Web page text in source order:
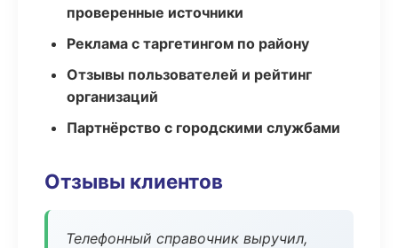
проверенные источники
Реклама с таргетингом по району
Отзывы пользователей и рейтинг
организаций
Партнёрство с городскими службами
Отзывы клиентов
Телефонный справочник выручил,